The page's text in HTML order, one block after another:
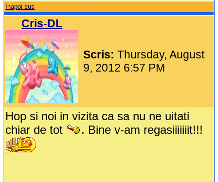
Inapoi sus
Cris-DL
Scris:Thursday, August
9, 2012 6:57 PM
Hop si noi in vizita ca sa nu ne uitati
chiar de tot
. Bine v-am regasiiiiiiit!!!